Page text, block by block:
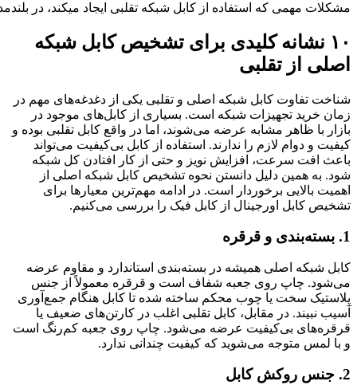
مشکلات مهمی که استفاده از کابل شبکه تقلبی ایجاد میکند، در
۱۰ نشانه کلیدی برای تشخیص کابل شبکه
اصلی از تقلبی
شناخت تفاوت کابل شبکه اصلی و تقلبی یکی از دغدغه‌های مهم در
زمان خرید تجهیزات شبکه است. بسیاری از کابل‌های موجود در
بازار با ظاهر مشابه عرضه می‌شوند، اما در واقع کابل تقلبی بوده و
کیفیت و دوام لازم را ندارند. استفاده از کابل بی‌کیفیت می‌تواند
باعث افت سرعت، افزایش نویز و حتی از کار افتادن کل شبکه
شود. به همین دلیل دانستن نحوه تشخیص کابل شبکه اصلی از
اهمیت بالایی برخوردار است. در ادامه مهم‌ترین معیارها برای
تشخیص کابل اورجینال از کابل فیک را بررسی می‌کنیم.
1. بسته‌بندی و قرقره
کابل شبکه اصلی همیشه در بسته‌بندی استاندارد و مقاوم عرضه
می‌شود. چاپ روی جعبه شفاف است و قرقره‌ معمولاً از جنس
پلاستیک سخت یا چوب محکم ساخته شده تا کابل هنگام جمع‌آوری
آسیب نبیند. در مقابل، کابل تقلبی اغلب در کارتن‌های ضعیف یا
قرقره‌های بی‌کیفیت عرضه می‌شود. چاپ روی جعبه کم‌رنگ است
و با لمس متوجه می‌شوید که کیفیت چندانی ندارد.
2. جنس روکش کابل